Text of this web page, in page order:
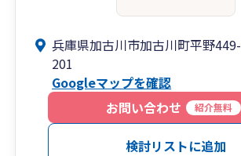
兵庫県加古川市加古川町平野
201
Googleマップを確認
お問い合わせ
紹介無料
検討リストに追加